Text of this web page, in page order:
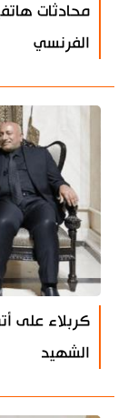
محادثات
الفرنسي
كربلاء على
الشهيد